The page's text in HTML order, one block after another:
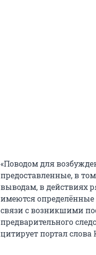
«Поводом для
предоставленные, в
выводам, в действиях
имеются
связи с возникшими
предварительного
цитирует портал слова